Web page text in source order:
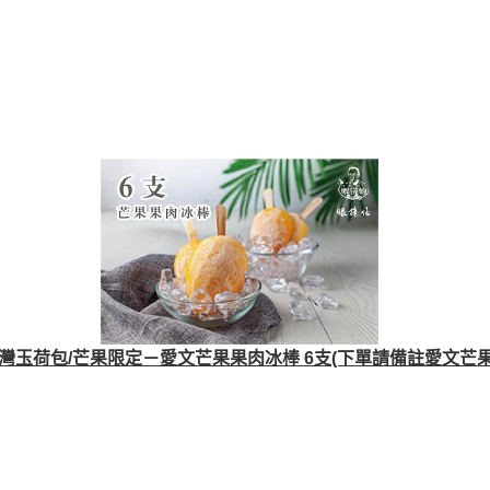
玉荷包/芒果限定－愛文芒果果肉冰棒 6支(下單請備註愛文芒